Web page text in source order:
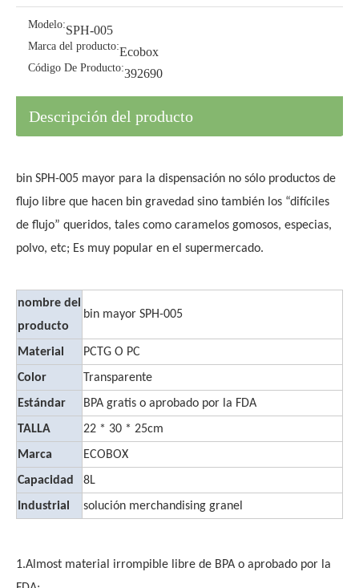
Modelo:SPH-005
Marca del producto:Ecobox
Código De Producto:392690
Descripción del producto
bin SPH-005 mayor para la dispensación no sólo productos de
flujo libre que hacen bin gravedad sino también los “difíciles
de flujo” queridos, tales como caramelos gomosos, especias,
polvo, etc; Es muy popular en el supermercado.
nombre del
producto
bin mayor SPH-005
Material
PCTG O PC
Color
Transparente
Estándar
BPA gratis o aprobado por la FDA
TALLA
22 * 30 * 25cm
Marca
ECOBOX
Capacidad
8L
Industrial
solución merchandising granel
1.Almost material irrompible libre de BPA o aprobado por la